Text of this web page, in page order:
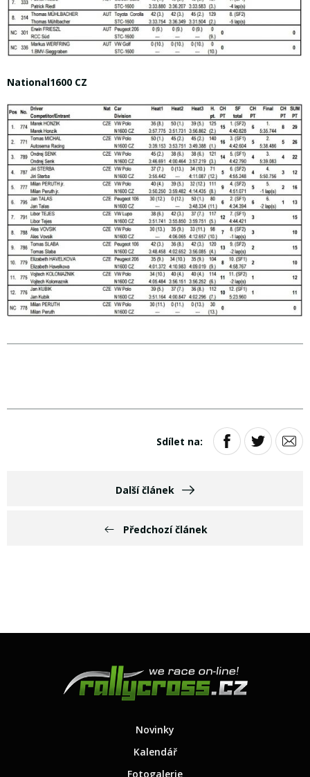
National1600 CZ
Předchozí článek
Sdílet na:
Další článek
Novinky
Kalendář
Fotogalerie